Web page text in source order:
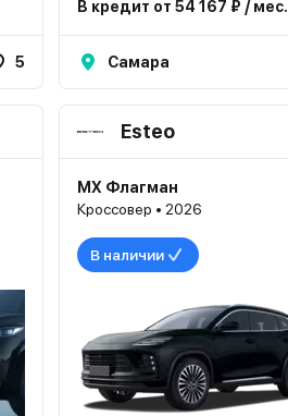
5
В кредит от 54 167 ₽ / мес.
Самара
Esteo
MX Флагман
Кроссовер • 2026
В наличии